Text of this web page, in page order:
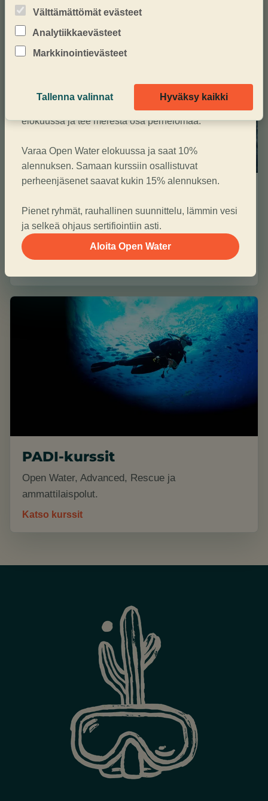
alla
Lempeä aloitus, jossa ohjaaja on lähellä koko
PADI-kurssit
Open Water, Advanced, Rescue ja
ammattilaispolut.
Katso kurssit
elokuussa ja tee merestä osa perhelomaa.
Varaa Open Water elokuussa ja saat 10%
alennuksen. Samaan kurssiin osallistuvat
perheenjäsenet saavat kukin 15% alennuksen.
Pienet ryhmät, rauhallinen suunnittelu, lämmin vesi
ja selkeä ohjaus sertifiointiin asti.
Aloita Open Water
Välttämättömät evästeet
Analytiikkaevästeet
Markkinointievästeet
Tallenna valinnat Hyväksy kaikki